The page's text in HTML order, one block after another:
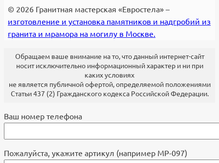
© 2026 Гранитная мастерская «Евростела» –
изготовление и установка памятников и надгробий из
гранита и мрамора на могилу в Москве.
Обращаем ваше внимание на то, что данный интернет-сайт
носит исключительно информационный характер и ни при
каких условиях
не является публичной офертой, определяемой положениями
Статьи 437 (2) Гражданского кодекса Российской Федерации.
Ваш номер телефона
Пожалуйста, укажите артикул (например МР-097)